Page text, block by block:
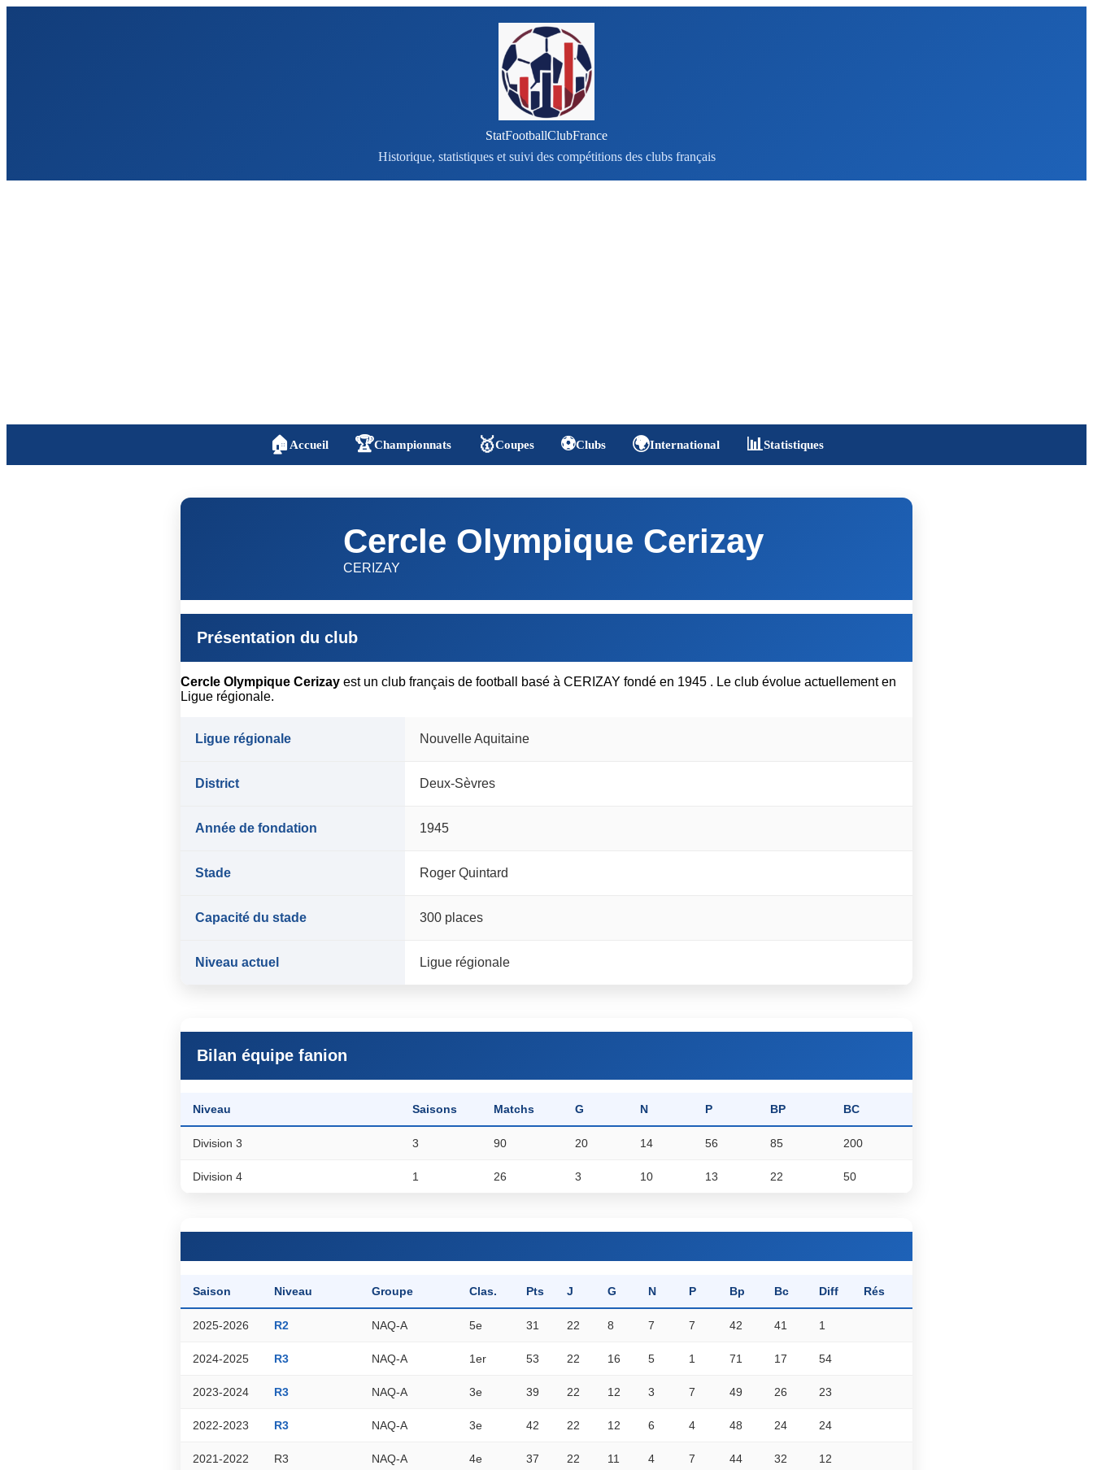
StatFootballClubFrance
Historique, statistiques et suivi des compétitions des clubs français
🏠 Accueil 🏆Championnats 🥇Coupes ⚽Clubs 🌍International 📊Statistiques
Cercle Olympique Cerizay
CERIZAY
Présentation du club
Cercle Olympique Cerizay est un club français de football basé à CERIZAY fondé en 1945 . Le club évolue actuellement en
Ligue régionale.
Ligue régionale Nouvelle Aquitaine
District Deux-Sèvres
Année de fondation 1945
Stade Roger Quintard
Capacité du stade 300 places
Niveau actuel Ligue régionale
Bilan équipe fanion
Niveau Saisons Matchs G N P BP BC
Division 3 3 90 20 14 56 85 200
Division 4 1 26 3 10 13 22 50
Saison Niveau Groupe Clas. Pts J G N P Bp Bc Diff Rés
2025-2026 R2 NAQ-A 5e 31 22 8 7 7 42 41 1
2024-2025 R3 NAQ-A 1er 53 22 16 5 1 71 17 54
2023-2024 R3 NAQ-A 3e 39 22 12 3 7 49 26 23
2022-2023 R3 NAQ-A 3e 42 22 12 6 4 48 24 24
2021-2022 R3 NAQ-A 4e 37 22 11 4 7 44 32 12